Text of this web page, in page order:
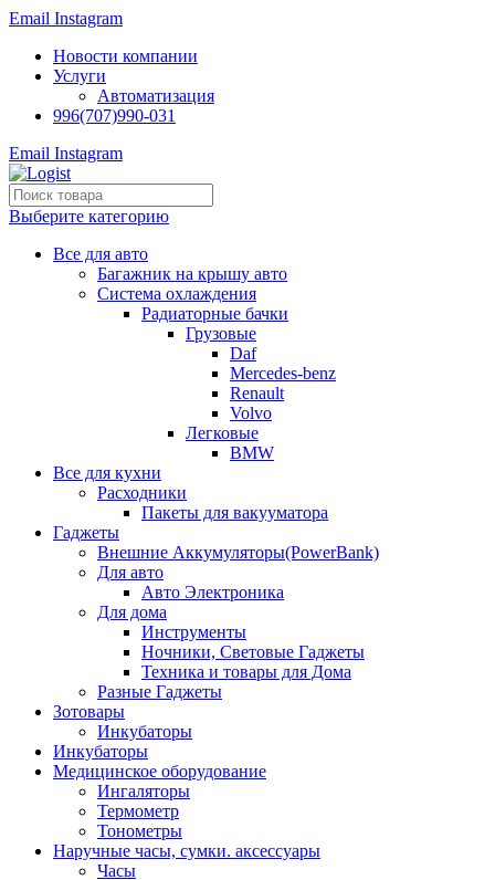
Email Instagram
Новости компании
Услуги
Автоматизация
996(707)990-031
Email Instagram
Выберите категорию
Все для авто
Багажник на крышу авто
Система охлаждения
Радиаторные бачки
Грузовые
Daf
Mercedes-benz
Renault
Volvo
Легковые
BMW
Все для кухни
Расходники
Пакеты для вакууматора
Гаджеты
Внешние Аккумуляторы(PowerBank)
Для авто
Авто Электроника
Для дома
Инструменты
Ночники, Световые Гаджеты
Техника и товары для Дома
Разные Гаджеты
Зотовары
Инкубаторы
Инкубаторы
Медицинское оборудование
Ингаляторы
Термометр
Тонометры
Наручные часы, сумки. аксессуары
Часы